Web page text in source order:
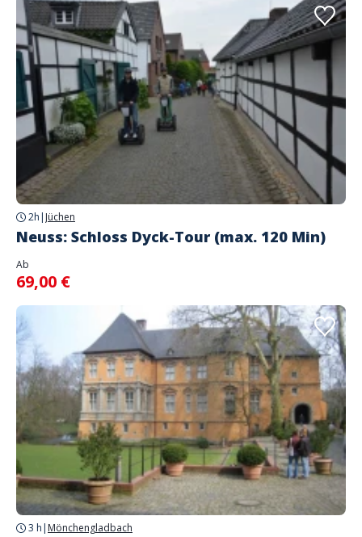
2h | Jüchen
Neuss: Schloss Dyck-Tour (max. 120 Min)
Ab
69,00 €
3 h | Mönchengladbach